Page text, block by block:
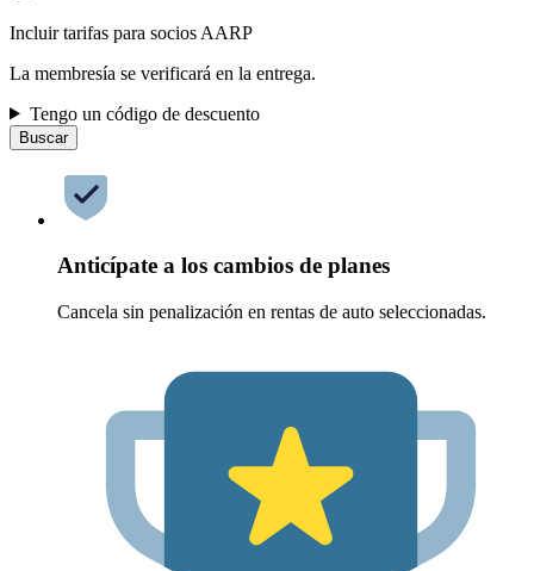
Incluir tarifas para socios AARP
La membresía se verificará en la entrega.
Tengo un código de descuento
Buscar
Anticípate a los cambios de planes
Cancela sin penalización en rentas de auto seleccionadas.